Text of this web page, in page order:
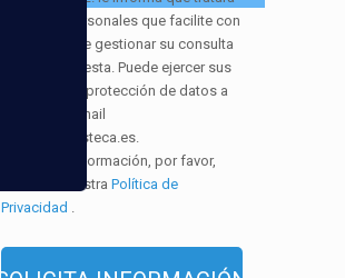
los datos personales que facilite con
la finalidad de gestionar su consulta
y darle respuesta. Puede ejercer sus
derechos de protección de datos a
través del e-mail
infor@cursosteca.es.
. Para más información, por favor,
consulte nuestraPolítica de
Privacidad